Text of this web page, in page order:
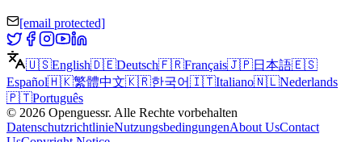
[email protected]
🇺🇸English🇩🇪Deutsch🇫🇷Français🇯🇵日本語🇪🇸
Español🇭🇰繁體中文🇰🇷한국어🇮🇹Italiano🇳🇱Nederlands
🇵🇹Português
© 2026 Openguessr. Alle Rechte vorbehalten
DatenschutzrichtlinieNutzungsbedingungenAbout UsContact